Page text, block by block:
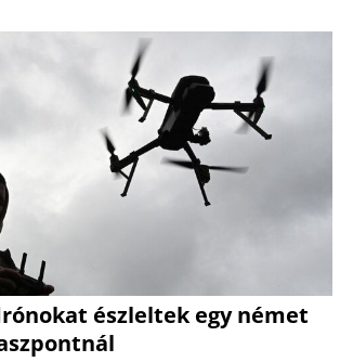
észleltek egy német